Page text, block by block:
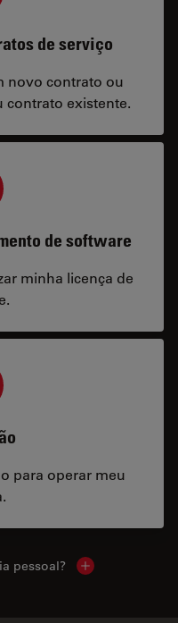
de serviço
novo contrato ou
contrato existente.
de software
minha licença de
para operar meu
pessoal? Show local